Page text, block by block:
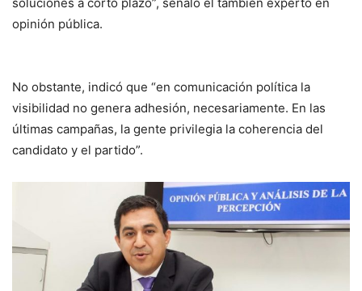
opinión pública.
No obstante, indicó que “en comunicación política la
visibilidad no genera adhesión, necesariamente. En las
últimas campañas, la gente privilegia la coherencia del
candidato y el partido”.